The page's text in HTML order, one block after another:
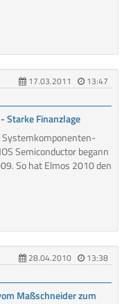
17.03.2011
13:47
Starke Finanzlage
Systemkomponenten-
Semiconductor begann
So hat Elmos 2010 den
28.04.2010
13:38
Maßschneider zum